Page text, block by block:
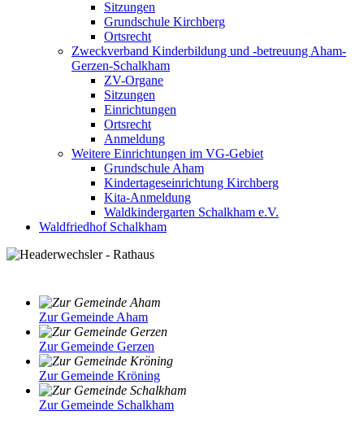
Sitzungen
Grundschule Kirchberg
Ortsrecht
Zweckverband Kinderbildung und -betreuung Aham-
Gerzen-Schalkham
ZV-Organe
Sitzungen
Einrichtungen
Ortsrecht
Anmeldung
Weitere Einrichtungen im VG-Gebiet
Grundschule Aham
Kindertageseinrichtung Kirchberg
Kita-Anmeldung
Waldkindergarten Schalkham e.V.
Waldfriedhof Schalkham
Zur Gemeinde Aham
Zur Gemeinde Gerzen
Zur Gemeinde Kröning
Zur Gemeinde Schalkham